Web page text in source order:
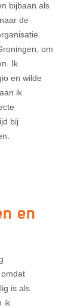
bijbaan als
de
om
Ik
en wilde
ik
bij
en
is als
ik